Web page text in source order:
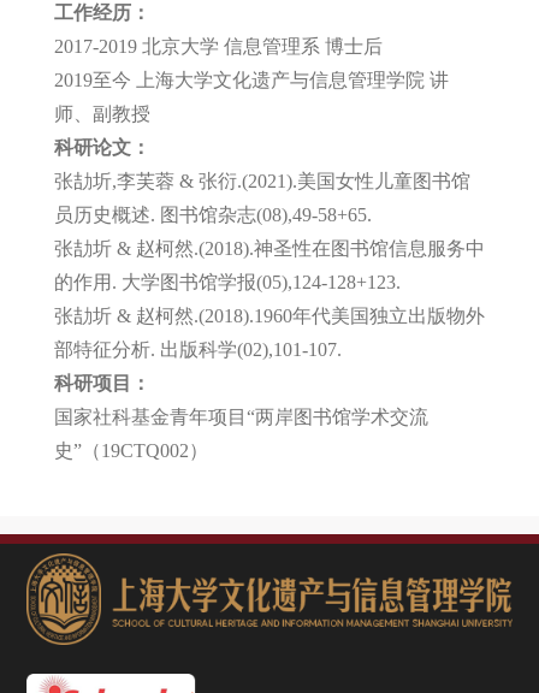
工作经历：
2017-2019 北京大学 信息管理系 博士后
2019至今 上海大学文化遗产与信息管理学院 讲
师、副教授
科研论文：
张劼圻,李芙蓉 & 张衍.(2021).美国女性儿童图书馆
员历史概述. 图书馆杂志(08),49-58+65.
张劼圻 & 赵柯然.(2018).神圣性在图书馆信息服务中
的作用. 大学图书馆学报(05),124-128+123.
张劼圻 & 赵柯然.(2018).1960年代美国独立出版物外
部特征分析. 出版科学(02),101-107.
科研项目
：
国家社科基金青年项目“两岸图书馆学术交流
史”（19CTQ002）